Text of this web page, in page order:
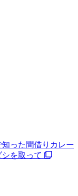
った間借りカレー
を取って